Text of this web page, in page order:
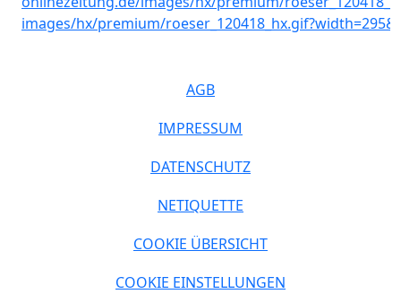
AGB
IMPRESSUM
DATENSCHUTZ
NETIQUETTE
COOKIE ÜBERSICHT
COOKIE EINSTELLUNGEN